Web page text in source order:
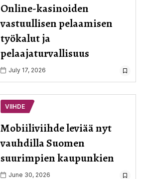
Online-kasinoiden
vastuullisen pelaamisen
työkalut ja
pelaajaturvallisuus
July 17, 2026
VIIHDE
Mobiiliviihde leviää nyt
vauhdilla Suomen
suurimpien kaupunkien
June 30, 2026